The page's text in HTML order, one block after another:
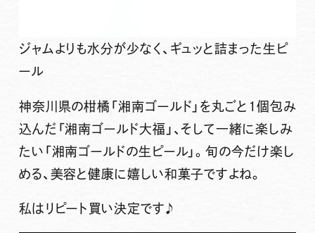
ジャムよりも水分が少なく、ギュッと詰まった生ピ
ール
神奈川県の柑橘「湘南ゴールド」を丸ごと1個包み
込んだ「湘南ゴールド大福」、そして一緒に楽しみ
たい「湘南ゴールドの生ピール」。旬の今だけ楽し
める、美容と健康に嬉しい和菓子ですよね。
私はリピート買い決定です♪